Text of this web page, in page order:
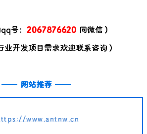
号： 2067876620 同微信）
业开发项目需求欢迎联系咨询）
—— 网站推荐 ——
www.antnw.cn